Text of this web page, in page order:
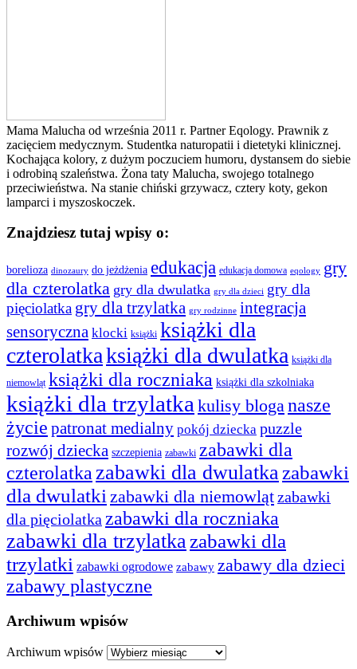
Mama Malucha od września 2011 r. Partner Eqology. Prawnik z
zacięciem medycznym. Studentka naturopatii i dietetyki klinicznej.
Kochająca kolory, z dużym poczuciem humoru, dystansem do siebie
i odrobiną szaleństwa. Żona taty Malucha, swojego totalnego
przeciwieństwa. Na stanie chiński grzywacz, cztery koty, gekon
lamparci i myszoskoczek.
Znajdziesz tutaj wpisy o:
borelioza dinozaury do jeżdżenia edukacja edukacja domowa eqology gry
dla czterolatka gry dla dwulatka gry dla dzieci gry dla
pięciolatka gry dla trzylatka gry rodzinne integracja
sensoryczna klocki książki książki dla
czterolatkaksiążki dla dwulatka książki dla
niemowląt książki dla roczniaka książki dla szkolniaka
książki dla trzylatka kulisy bloganasze
życie patronat medialny pokój dziecka puzzle
rozwój dziecka szczepienia zabawki zabawki dla
czterolatka zabawki dla dwulatkazabawki
dla dwulatki zabawki dla niemowlątzabawki
dla pięciolatka zabawki dla roczniaka
zabawki dla trzylatkazabawki dla
trzylatki zabawki ogrodowe zabawy zabawy dla dzieci
zabawy plastyczne
Archiwum wpisów
Archiwum wpisów